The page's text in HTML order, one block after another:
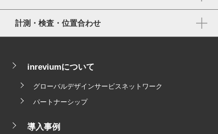
計測・検査・位置合わせ
inreviumについて
グローバルデザインサービスネットワーク
パートナーシップ
導入事例